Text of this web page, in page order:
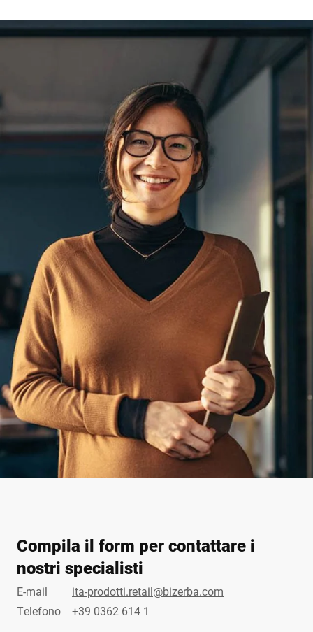
Compila il form per contattare i
nostri specialisti
E-mail
ita-prodotti.retail@bizerba.com
Telefono
+39 0362 614 1